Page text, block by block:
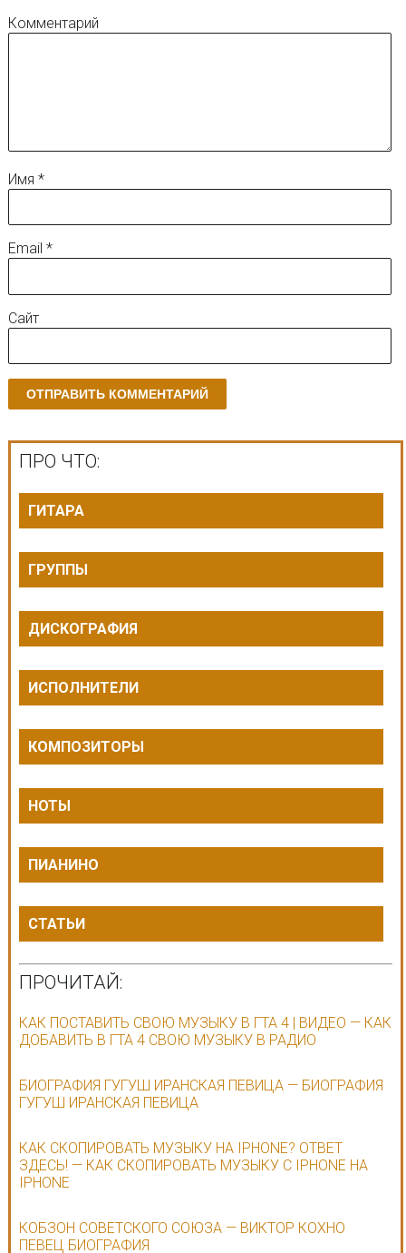
Комментарий
Имя *
Email *
Сайт
ПРО ЧТО:
ГИТАРА
ГРУППЫ
ДИСКОГРАФИЯ
ИСПОЛНИТЕЛИ
КОМПОЗИТОРЫ
НОТЫ
ПИАНИНО
СТАТЬИ
ПРОЧИТАЙ:
КАК ПОСТАВИТЬ СВОЮ МУЗЫКУ В ГТА 4 | ВИДЕО — КАК
ДОБАВИТЬ В ГТА 4 СВОЮ МУЗЫКУ В РАДИО
БИОГРАФИЯ ГУГУШ ИРАНСКАЯ ПЕВИЦА — БИОГРАФИЯ
ГУГУШ ИРАНСКАЯ ПЕВИЦА
КАК СКОПИРОВАТЬ МУЗЫКУ НА IPHONE? ОТВЕТ
ЗДЕСЬ! — КАК СКОПИРОВАТЬ МУЗЫКУ С IPHONE НА
IPHONE
КОБЗОН СОВЕТСКОГО СОЮЗА — ВИКТОР КОХНО
ПЕВЕЦ БИОГРАФИЯ